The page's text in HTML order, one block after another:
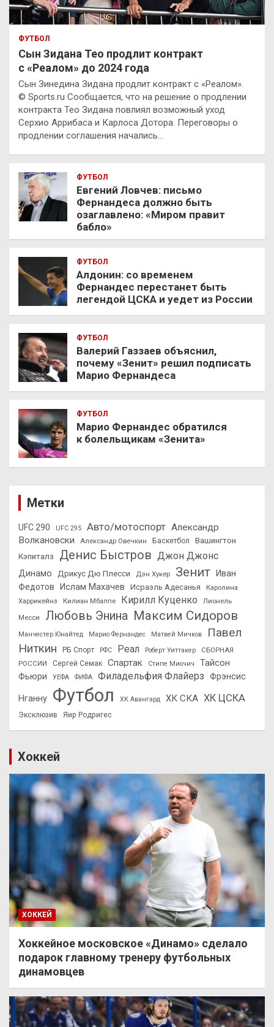
ФУТБОЛ
Сын Зидана Тео продлит контракт
с «Реалом» до 2024 года
Сын Зинедина Зидана продлит контракт с «Реалом».
© Sports.ru Сообщается, что на решение о продлении
контракта Тео Зидана повлиял возможный уход
Серхио Аррибаса и Карлоса Дотора. Переговоры о
продлении соглашения начались…
ФУТБОЛ
Евгений Ловчев: письмо
Фернандеса должно быть
озаглавлено: «Миром правит
бабло»
ФУТБОЛ
Алдонин: со временем
Фернандес перестанет быть
легендой ЦСКА и уедет из России
ФУТБОЛ
Валерий Газзаев объяснил,
почему «Зенит» решил подписать
Марио Фернандеса
ФУТБОЛ
Марио Фернандес обратился
к болельщикам «Зенита»
Метки
UFC 290 UFC 295 Авто/мотоспорт Александр
Волкановски
Александр Овечкин Баскетбол
Вашингтон
Кэпиталз
Денис Быстров Джон Джонс
Динамо Дрикус Дю Плесси Дэн Хукер Зенит
Иван
Федотов
Ислам Махачев Исраэль Адесанья
Каролина
Харрикейнз
Килиан Мбаппе Кирилл Куценко
Лионель
Месси
Любовь Энина Максим Сидоров
Манчестер Юнайтед Марио Фернандес Матвей Мичков
Павел
Ниткин
РБ Спорт РФС Реал Роберт Уиттакер
СБОРНАЯ
РОССИИ
Сергей Семак Спартак Стипе Миочич
Тайсон
Фьюри
УЕФА ФИФА Филадельфия Флайерз Фрэнсис
Нганну Футбол ХК Авангард ХК СКА ХК ЦСКА
Эксклюзив Яир Родригес
Хоккей
ХОККЕЙ
Хоккейное московское «Динамо» сделало
подарок главному тренеру футбольных
динамовцев